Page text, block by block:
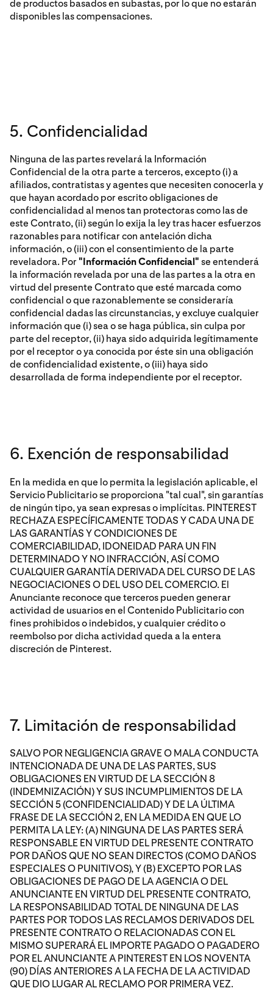
de productos basados en subastas, por lo que no estarán
disponibles las compensaciones.
5. Confidencialidad
Ninguna de las partes revelará la Información
Confidencial de la otra parte a terceros, excepto (i) a
afiliados, contratistas y agentes que necesiten conocerla y
que hayan acordado por escrito obligaciones de
confidencialidad al menos tan protectoras como las de
este Contrato, (ii) según lo exija la ley tras hacer esfuerzos
razonables para notificar con antelación dicha
información, o (iii) con el consentimiento de la parte
reveladora. Por"Información Confidencial" se entenderá
la información revelada por una de las partes a la otra en
virtud del presente Contrato que esté marcada como
confidencial o que razonablemente se consideraría
confidencial dadas las circunstancias, y excluye cualquier
información que (i) sea o se haga pública, sin culpa por
parte del receptor, (ii) haya sido adquirida legítimamente
por el receptor o ya conocida por éste sin una obligación
de confidencialidad existente, o (iii) haya sido
desarrollada de forma independiente por el receptor.
6. Exención de responsabilidad
En la medida en que lo permita la legislación aplicable, el
Servicio Publicitario se proporciona "tal cual", sin garantías
de ningún tipo, ya sean expresas o implícitas. PINTEREST
RECHAZA ESPECÍFICAMENTE TODAS Y CADA UNA DE
LAS GARANTÍAS Y CONDICIONES DE
COMERCIABILIDAD, IDONEIDAD PARA UN FIN
DETERMINADO Y NO INFRACCIÓN, ASÍ COMO
CUALQUIER GARANTÍA DERIVADA DEL CURSO DE LAS
NEGOCIACIONES O DEL USO DEL COMERCIO. El
Anunciante reconoce que terceros pueden generar
actividad de usuarios en el Contenido Publicitario con
fines prohibidos o indebidos, y cualquier crédito o
reembolso por dicha actividad queda a la entera
discreción de Pinterest.
7. Limitación de responsabilidad
SALVO POR NEGLIGENCIA GRAVE O MALA CONDUCTA
INTENCIONADA DE UNA DE LAS PARTES, SUS
OBLIGACIONES EN VIRTUD DE LA SECCIÓN 8
(INDEMNIZACIÓN) Y SUS INCUMPLIMIENTOS DE LA
SECCIÓN 5 (CONFIDENCIALIDAD) Y DE LA ÚLTIMA
FRASE DE LA SECCIÓN 2, EN LA MEDIDA EN QUE LO
PERMITA LA LEY: (A) NINGUNA DE LAS PARTES SERÁ
RESPONSABLE EN VIRTUD DEL PRESENTE CONTRATO
POR DAÑOS QUE NO SEAN DIRECTOS (COMO DAÑOS
ESPECIALES O PUNITIVOS), Y (B) EXCEPTO POR LAS
OBLIGACIONES DE PAGO DE LA AGENCIA O DEL
ANUNCIANTE EN VIRTUD DEL PRESENTE CONTRATO,
LA RESPONSABILIDAD TOTAL DE NINGUNA DE LAS
PARTES POR TODOS LAS RECLAMOS DERIVADOS DEL
PRESENTE CONTRATO O RELACIONADAS CON EL
MISMO SUPERARÁ EL IMPORTE PAGADO O PAGADERO
POR EL ANUNCIANTE A PINTEREST EN LOS NOVENTA
(90) DÍAS ANTERIORES A LA FECHA DE LA ACTIVIDAD
QUE DIO LUGAR AL RECLAMO POR PRIMERA VEZ.